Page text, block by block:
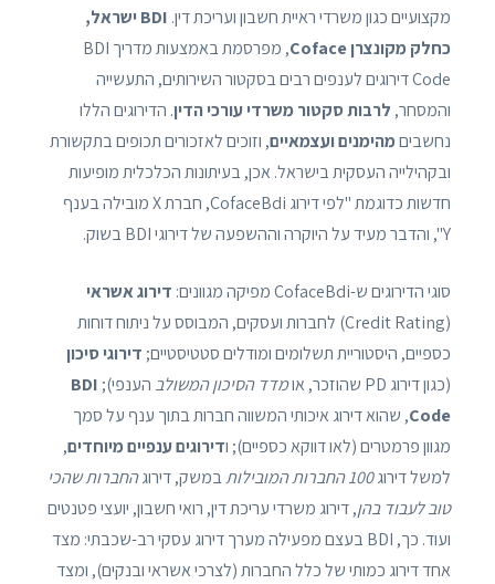
מקצועיים כגון משרדי ראיית חשבון ועריכת דין.
BDI ישראל,
כחלק מקונצרן Coface
, מפרסמת באמצעות מדריך BDI
Code דירוגים לענפים רבים בסקטור השירותים, התעשייה
והמסחר, לרבות סקטור משרדי עורכי הדין. הדירוגים הללו
נחשביםמהימנים ועצמאיים, וזוכים לאזכורים תכופים בתקשורת
ובקהילייה העסקית בישראל. אכן, בעיתונות הכלכלית מופיעות
חדשות כדוגמת "לפי דירוג CofaceBdi, חברת X מובילה בענף
Y", והדבר מעיד על היוקרה וההשפעה של דירוגי BDI בשוק.
סוגי הדירוגים ש-CofaceBdi מפיקה מגוונים:
דירוג אשראי
(Credit Rating) לחברות ועסקים, המבוסס על ניתוח דוחות
כספיים, היסטוריית תשלומים ומודלים סטטיסטיים; דירוגי סיכון
(כגון דירוג PD שהוזכר, או
מדד הסיכון המשולב הענפי); BDI
Code, שהוא דירוג איכותי המשווה חברות בתוך ענף על סמך
מגוון פרמטרים (לאו דווקא כספיים); ודירוגים ענפיים מיוחדים,
למשל דירוג100 החברות המובילות במשק, דירוגהחברות שהכי
טוב לעבוד בהן, דירוג משרדי עריכת דין, רואי חשבון, יועצי פטנטים
ועוד. כך, BDI בעצם מפעילה מערך דירוג עסקי רב-שכבתי: מצד
אחד דירוג כמותי של כלל החברות (לצרכי אשראי ובנקים), ומצד